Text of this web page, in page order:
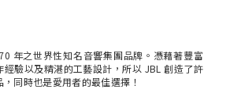
之世界性知名音響集團品牌。憑藉著豐富
經驗以及精湛的工藝設計，所以 JBL 創造了許
同時也是愛用者的最佳選擇！